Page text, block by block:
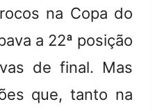
na Copa do
a 22ª posição
de final. Mas
que, tanto na